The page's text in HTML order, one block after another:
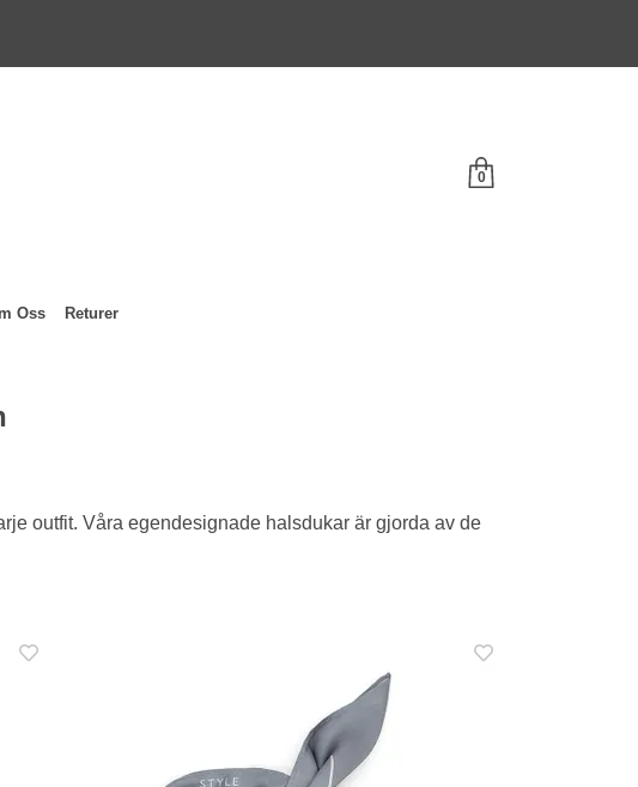
0
Oss Returer
outfit. Våra egendesignade halsdukar är gjorda av de